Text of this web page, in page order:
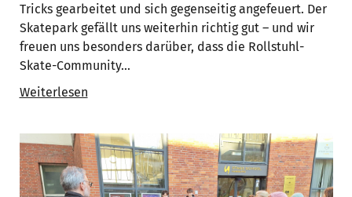
Tricks gearbeitet und sich gegenseitig angefeuert. Der
Skatepark gefällt uns weiterhin richtig gut – und wir
freuen uns besonders darüber, dass die Rollstuhl-
Skate-Community…
Weiterlesen